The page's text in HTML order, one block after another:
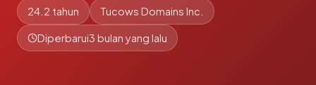
24.2 tahun Tucows Domains Inc.
Diperbarui3 bulan yang lalu